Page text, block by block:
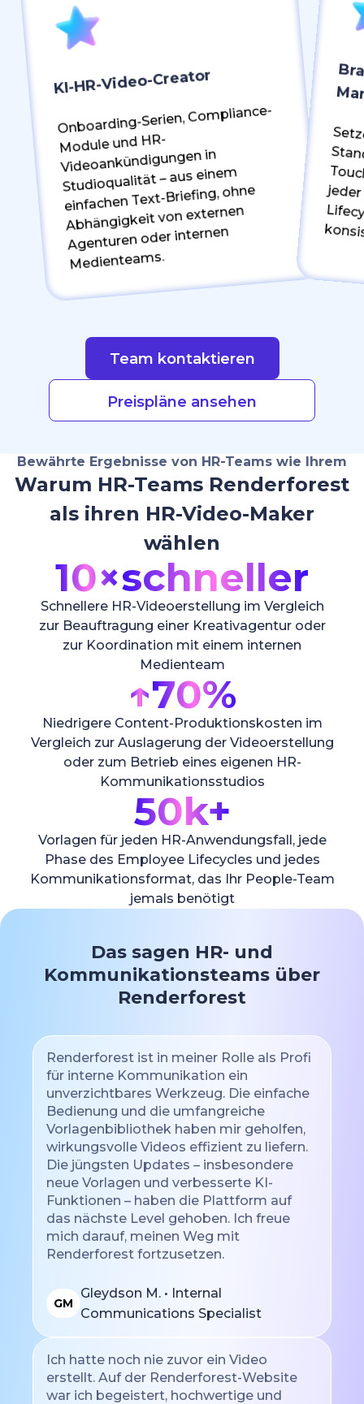
KI-HR-Video-Creator
Onboarding-Serien, Compliance-
Module und HR-
Videoankündigungen in
Studioqualität – aus einem
einfachen Text-Briefing, ohne
Abhängigkeit von externen
Agenturen oder internen
Medienteams.
Team kontaktieren
Preispläne ansehen
Bewährte Ergebnisse von HR-Teams wie Ihrem
Warum HR-Teams Renderforest
als ihren HR-Video-Maker
wählen
10×schneller
Schnellere HR-Videoerstellung im Vergleich
zur Beauftragung einer Kreativagentur oder
zur Koordination mit einem internen
Medienteam
↑70%
Niedrigere Content-Produktionskosten im
Vergleich zur Auslagerung der Videoerstellung
oder zum Betrieb eines eigenen HR-
Kommunikationsstudios
50k+
Vorlagen für jeden HR-Anwendungsfall, jede
Phase des Employee Lifecycles und jedes
Kommunikationsformat, das Ihr People-Team
jemals benötigt
Das sagen HR- und
Kommunikationsteams über
Renderforest
Renderforest ist in meiner Rolle als Profi
für interne Kommunikation ein
unverzichtbares Werkzeug. Die einfache
Bedienung und die umfangreiche
Vorlagenbibliothek haben mir geholfen,
wirkungsvolle Videos effizient zu liefern.
Die jüngsten Updates – insbesondere
neue Vorlagen und verbesserte KI-
Funktionen – haben die Plattform auf
das nächste Level gehoben. Ich freue
mich darauf, meinen Weg mit
Renderforest fortzusetzen.
GM
Gleydson M. • Internal
Communications Specialist
Ich hatte noch nie zuvor ein Video
erstellt. Auf der Renderforest-Website
war ich begeistert, hochwertige und